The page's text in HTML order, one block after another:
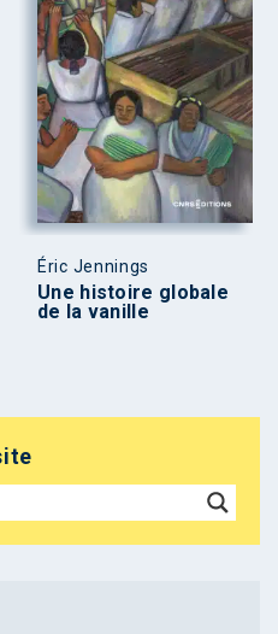
Éric Jennings
Une histoire globale
de la vanille